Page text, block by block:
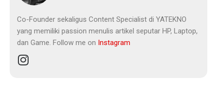
Co-Founder sekaligus Content Specialist di YATEKNO
yang memiliki passion menulis artikel seputar HP, Laptop,
dan Game. Follow me on Instagram